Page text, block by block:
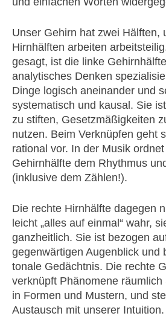
Unser Gehirn hat zwei Hälften,
Hirnhälften arbeiten
gesagt, ist die linke
analytisches Denken
Dinge logisch aneinander und
systematisch und kausal. Sie
zu stiften, Gesetzmäßigkeiten
nutzen. Beim Verknüpfen geht
rational vor. In der Musik
Gehirnhälfte dem Rhythmus
(inklusive dem Zählen!).
Die rechte Hirnhälfte dagegen
leicht „alles auf einmal“ wahr,
ganzheitlich. Sie ist bezogen
gegenwärtigen Augenblick und
tonale Gedächtnis. Die rechte
verknüpft Phänomene
in Formen und Mustern, und
Austausch mit unserer